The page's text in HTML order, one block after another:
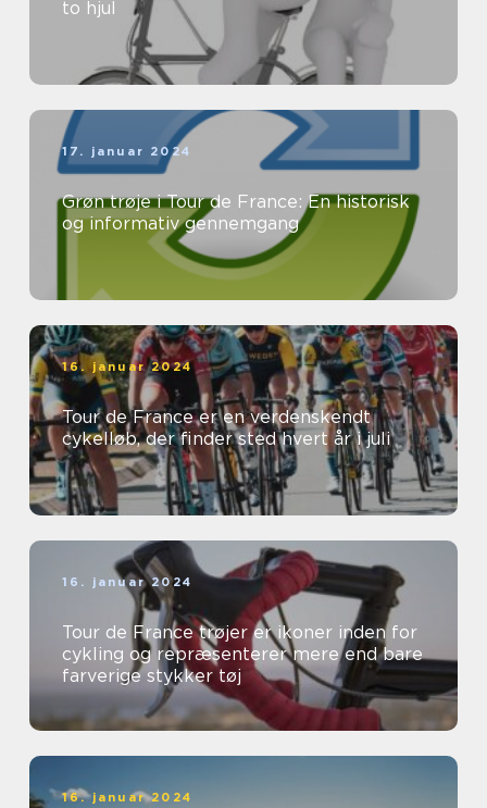
to hjul
17. januar 2024
Grøn trøje i Tour de France: En historisk
og informativ gennemgang
16. januar 2024
Tour de France er en verdenskendt
cykelløb, der finder sted hvert år i juli
16. januar 2024
Tour de France trøjer er ikoner inden for
cykling og repræsenterer mere end bare
farverige stykker tøj
16. januar 2024